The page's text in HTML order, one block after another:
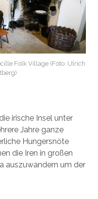
Folk Village (Foto: Ulrich
irische Insel unter
Jahre ganze
Hungersnöte
die Iren in großen
auszuwandern um der